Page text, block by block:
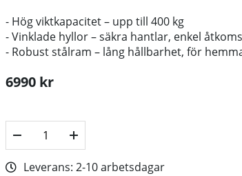
- Hög viktkapacitet – upp till 400 kg
- Vinklade hyllor – säkra hantlar, enkel
- Robust stålram – lång hållbarhet, för
6990 kr
Leverans: 2-10 arbetsdagar